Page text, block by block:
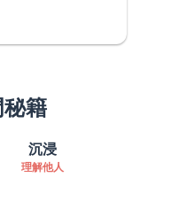
籍
沉浸
理解他人